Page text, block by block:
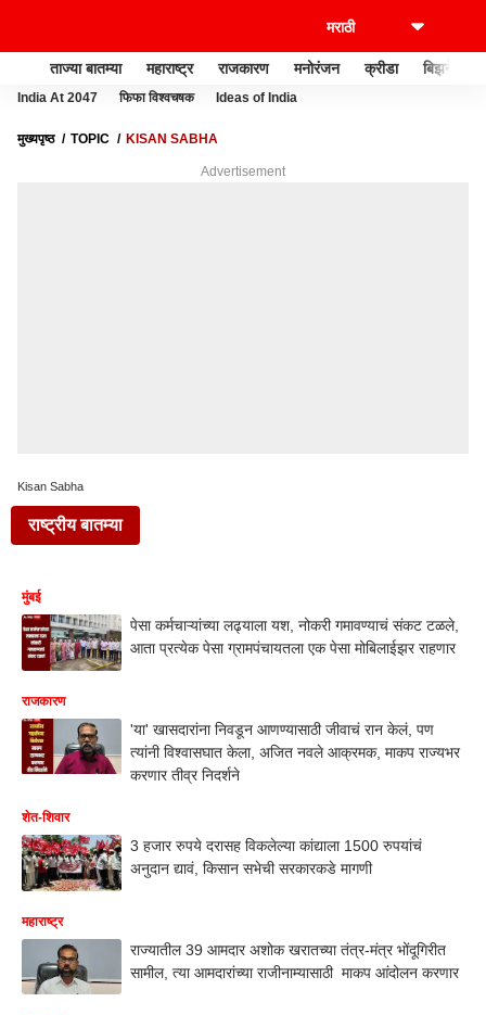
ताज्या बातम्या महाराष्ट्र राजकारण मनोरंजन क्रीडा बिझनेस
India At 2047 फिफा विश्वचषक Ideas of India
मुख्यपृष्ठ TOPIC KISAN SABHA
Advertisement
Kisan Sabha
राष्ट्रीय बातम्या
मुंबई
पेसा कर्मचाऱ्यांच्या लढ्याला यश, नोकरी गमावण्याचं संकट टळले,
आता प्रत्येक पेसा ग्रामपंचायतला एक पेसा मोबिलाईझर राहणार
राजकारण
'या' खासदारांना निवडून आणण्यासाठी जीवाचं रान केलं, पण
त्यांनी विश्वासघात केला, अजित नवले आक्रमक, माकप राज्यभर
करणार तीव्र निदर्शने
शेत-शिवार
3 हजार रुपये दरासह विकलेल्या कांद्याला 1500 रुपयांचं
अनुदान द्यावं, किसान सभेची सरकारकडे मागणी
महाराष्ट्र
राज्यातील 39 आमदार अशोक खरातच्या तंत्र-मंत्र भोंदूगिरीत
सामील, त्या आमदारांच्या राजीनाम्यासाठी माकप आंदोलन करणार